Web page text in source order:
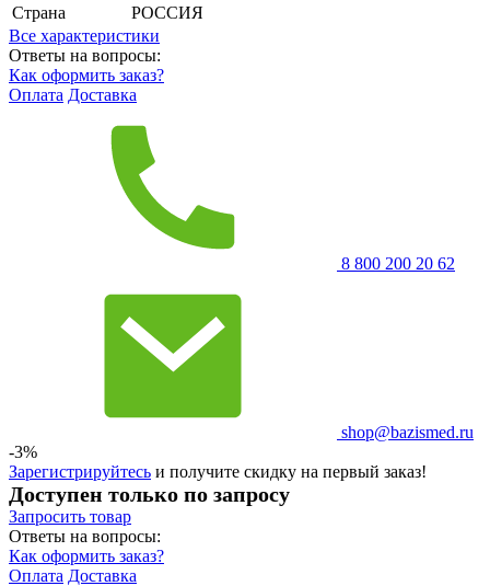
Страна
РОССИЯ
Все характеристики
Ответы на вопросы:
Как оформить заказ?
Оплата Доставка
8 800 200 20 62
shop@bazismed.ru
-3%
Зарегистрируйтесь и получите скидку на первый заказ!
Доступен только по запросу
Запросить товар
Ответы на вопросы:
Как оформить заказ?
Оплата Доставка